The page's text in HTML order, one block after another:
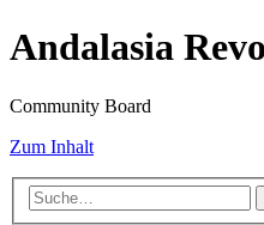
Andalasia
Community Board
Zum Inhalt